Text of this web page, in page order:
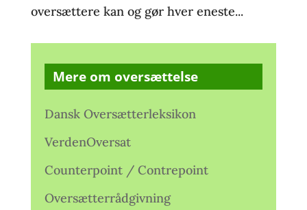
oversættere kan og gør hver eneste...
Mere om oversættelse
Dansk Oversætterleksikon
VerdenOversat
Counterpoint / Contrepoint
Oversætterrådgivning